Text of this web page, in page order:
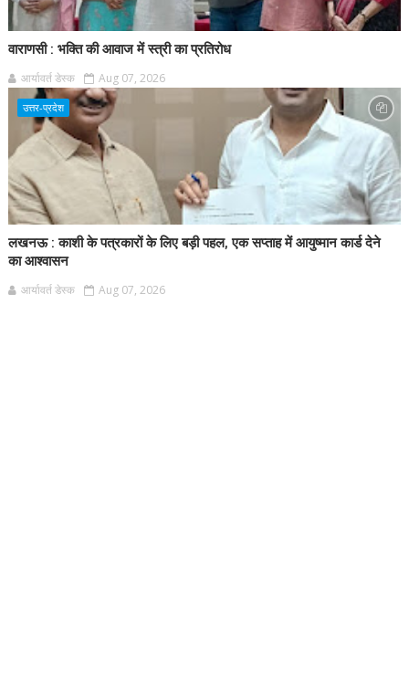
वाराणसी : भक्ति की आवाज में स्त्री का प्रतिरोध
आर्यावर्त डेस्क Aug 07, 2026
उत्तर-प्रदेश
लखनऊ : काशी के पत्रकारों के लिए बड़ी पहल, एक सप्ताह में आयुष्मान कार्ड देने
का आश्वासन
आर्यावर्त डेस्क Aug 07, 2026